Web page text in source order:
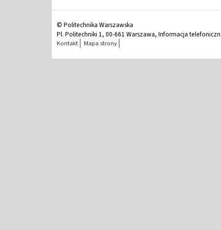
© Politechnika Warszawska
Pl. Politechniki 1, 00-661 Warszawa, Informacja
Kontakt Mapa strony